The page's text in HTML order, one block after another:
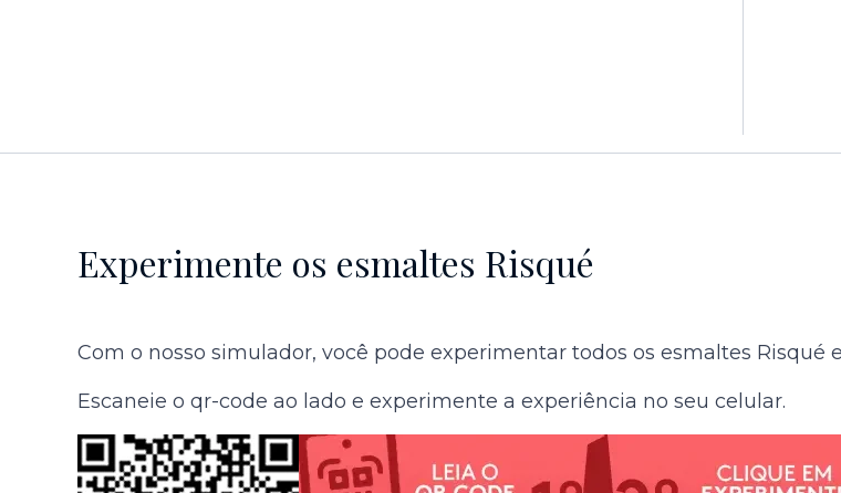
Experimente os esmaltes Risqué
Com o nosso simulador, você pode experimentar todos os esmaltes Risqué
Escaneie o qr-code ao lado e experimente a experiência no seu celular.